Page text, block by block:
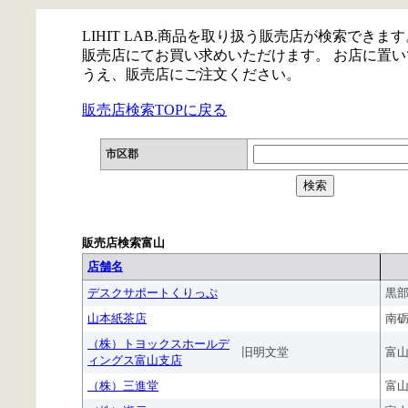
LIHIT LAB.商品を取り扱う販売店が検索できま
販売店にてお買い求めいただけます。 お店に置
うえ、販売店にご注文ください。
販売店検索TOPに戻る
市区郡
販売店検索富山
店舗名
デスクサポートくりっぷ
黒
山本紙茶店
南
（株）トヨックスホールデ
ィングス富山支店
旧明文堂 富
（株）三進堂
富